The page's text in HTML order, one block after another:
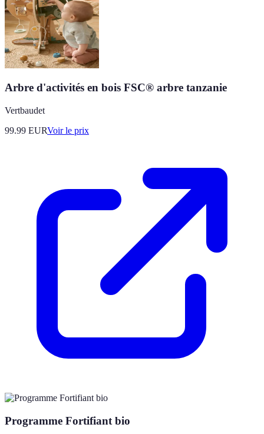
Arbre d'activités en bois FSC® arbre tanzanie
Vertbaudet
99.99 EURVoir le prix
Programme Fortifiant bio